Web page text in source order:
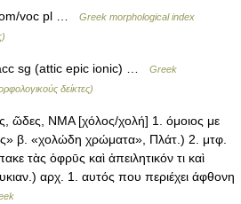
voc pl …
Greek morphological index
sg (attic epic ionic) …
Greek
δείκτες)
ῶδες, ΝΜΑ [χόλος/χολή] 1. όμοιος με
β. «χολώδη χρώματα», Πλάτ.) 2. μτφ.
τὰς ὀφρῡς καὶ ἀπειλητικόν τι καὶ
αρχ. 1. αυτός που περιέχει άφθονη